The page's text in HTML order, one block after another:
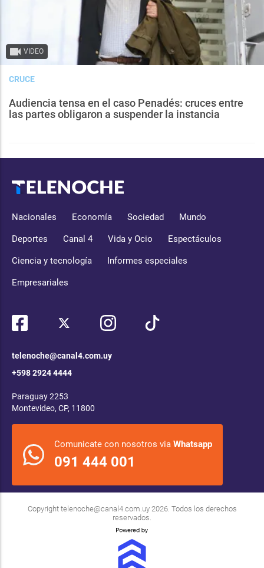
VIDEO
CRUCE
Audiencia tensa en el caso Penadés: cruces entre
las partes obligaron a suspender la instancia
Nacionales Economía Sociedad Mundo
Deportes Canal 4 Vida y Ocio Espectáculos
Ciencia y tecnología Informes especiales
Empresariales
telenoche@canal4.com.uy
+598 2924 4444
Paraguay 2253
Montevideo, CP, 11800
Comunicate con nosotros via Whatsapp
091 444 001
Copyright telenoche@canal4.com.uy2026. Todos los derechos
reservados.